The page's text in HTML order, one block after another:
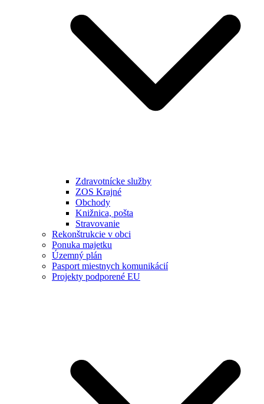
Zdravotnícke služby
ZOS Krajné
Obchody
Knižnica, pošta
Stravovanie
Rekonštrukcie v obci
Ponuka majetku
Územný plán
Pasport miestnych komunikácií
Projekty podporené EU